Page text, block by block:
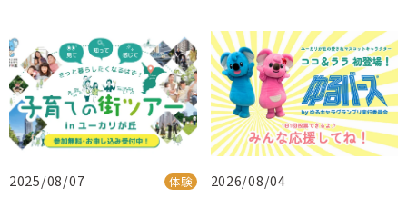
2025/08/07 体験 2026/08/04